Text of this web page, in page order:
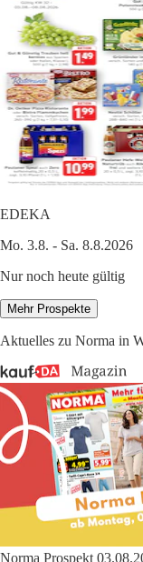
EDEKA
Mo. 3.8. - Sa. 8.8.2026
Nur noch heute gültig
Mehr Prospekte
Aktuelles zu Norma in
Norma Prospekt